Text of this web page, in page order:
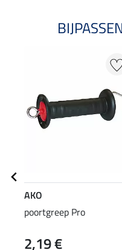
AKO
poortgreep Pro
2,19 €